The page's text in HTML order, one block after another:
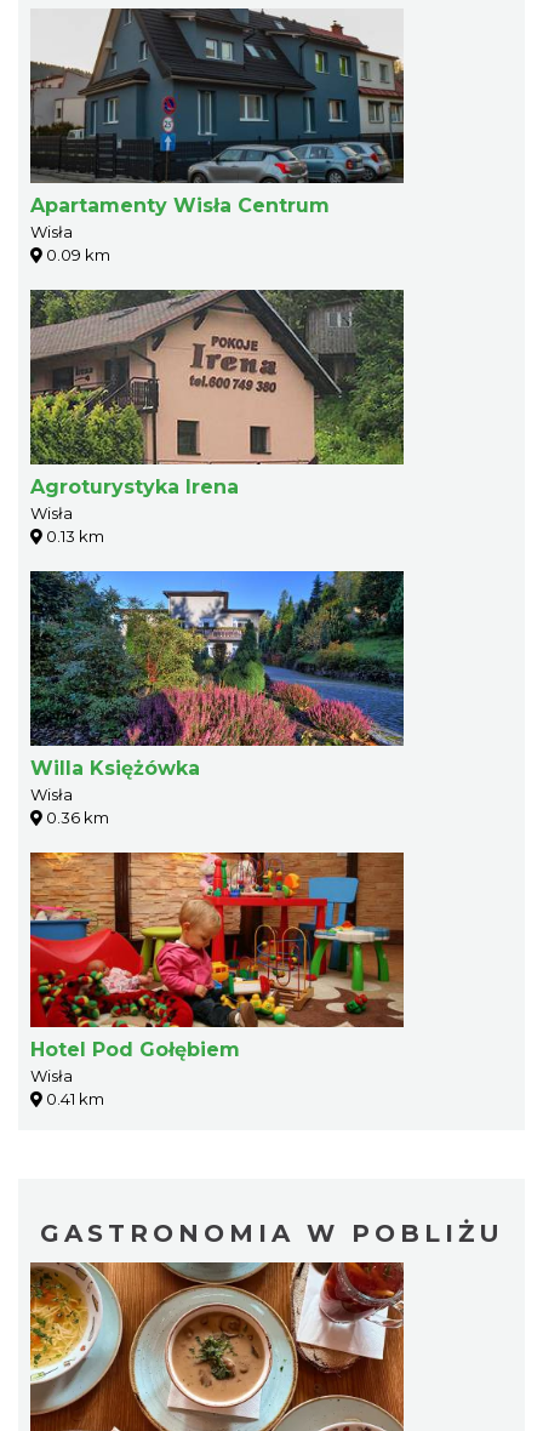
Apartamenty Wisła Centrum
Wisła
0.09 km
Agroturystyka Irena
Wisła
0.13 km
Willa Księżówka
Wisła
0.36 km
Hotel Pod Gołębiem
Wisła
0.41 km
GASTRONOMIA W POBLIŻU